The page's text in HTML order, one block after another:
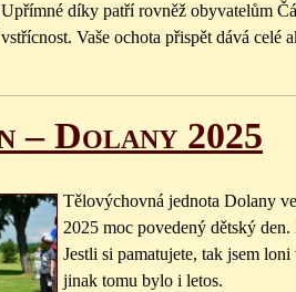
Upřímné díky patří rovněž obyvatelům
vstřícnost. Vaše ochota přispět dává celé
– Dolany 2025
Tělovýchovná jednota Dolany
2025 moc povedený dětský
Jestli si pamatujete, tak jsem
jinak tomu bylo i letos.